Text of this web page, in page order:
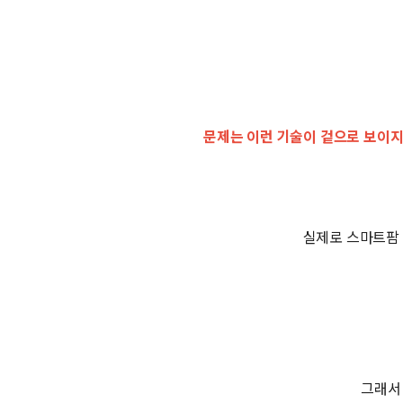
문제는 이런 기술이 겉으로 보이
실제로 스마트
그래